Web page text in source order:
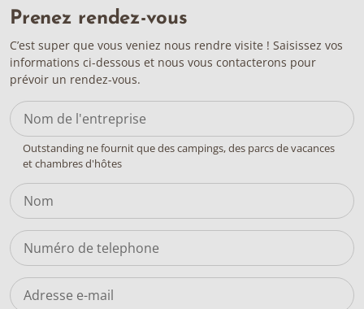
Prenez rendez-vous
C’est super que vous veniez nous rendre visite ! Saisissez vos
informations ci-dessous et nous vous contacterons pour
prévoir un rendez-vous.
Outstanding ne fournit que des campings, des parcs de vacances
et chambres d'hôtes